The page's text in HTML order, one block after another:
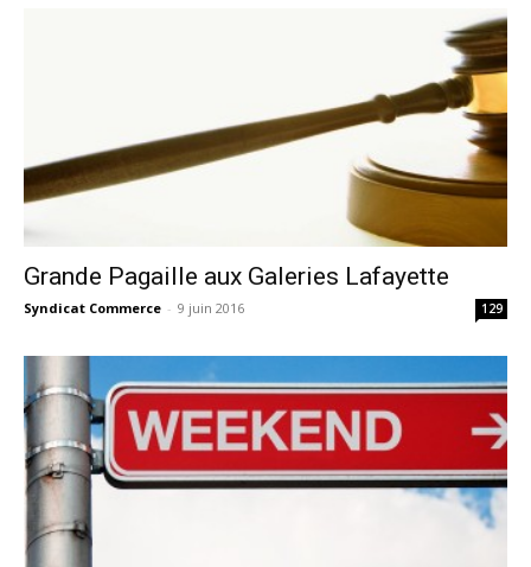
Grande Pagaille aux Galeries Lafayette
Syndicat Commerce - 9 juin 2016 129